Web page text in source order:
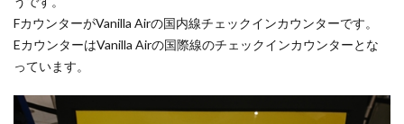
FカウンターがVanilla Airの国内線チェックインカウンターです。
EカウンターはVanilla Airの国際線のチェックインカウンターとな
っています。